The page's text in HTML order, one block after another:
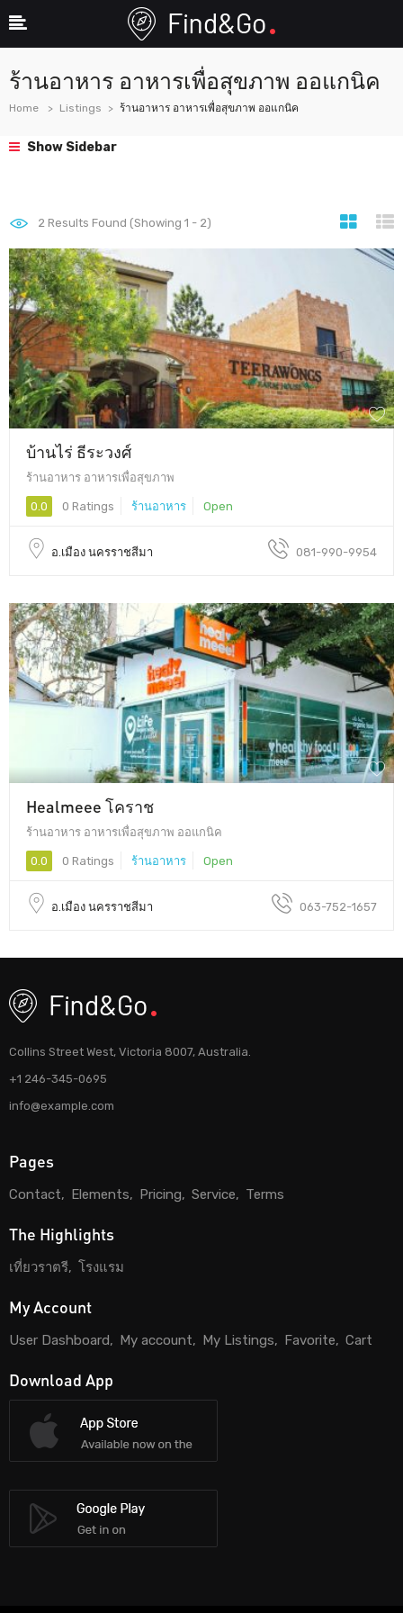
ร้านอาหาร อาหารเพื่อสุขภาพ ออแกนิค
Home Listings ร้านอาหาร อาหารเพื่อสุขภาพ ออแกนิค
Show Sidebar
2 Results Found (Showing 1 - 2)
บ้านไร่ ธีระวงศ์
ร้านอาหาร อาหารเพื่อสุขภาพ
0.0 0 Ratings ร้านอาหาร Open
อ.เมือง นครราชสีมา 081-990-9954
Healmeee โคราช
ร้านอาหาร อาหารเพื่อสุขภาพ ออแกนิค
0.0 0 Ratings ร้านอาหาร Open
อ.เมือง นครราชสีมา 063-752-1657
Collins Street West, Victoria 8007, Australia.
+1 246-345-0695
info@example.com
Pages
Contact Elements Pricing Service Terms
The Highlights
เที่ยวราตรี โรงแรม
My Account
User Dashboard My account My Listings Favorite Cart
Download App